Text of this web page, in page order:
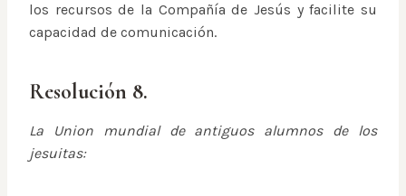
los recursos de la Compañía de Jesús y facilite su
capacidad de comunicación.
Resolución 8.
La Union mundial de antiguos alumnos de los
jesuitas: